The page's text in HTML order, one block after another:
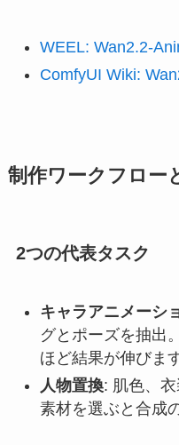
WEEL: Wan2.2-
ComfyUI Wiki:
制作ワークフロー
2つの代表タスク
キャラアニメーシ
グとポーズを抽出
ほど結果が伸びま
人物置換: 肌色、
素材を選ぶと合成